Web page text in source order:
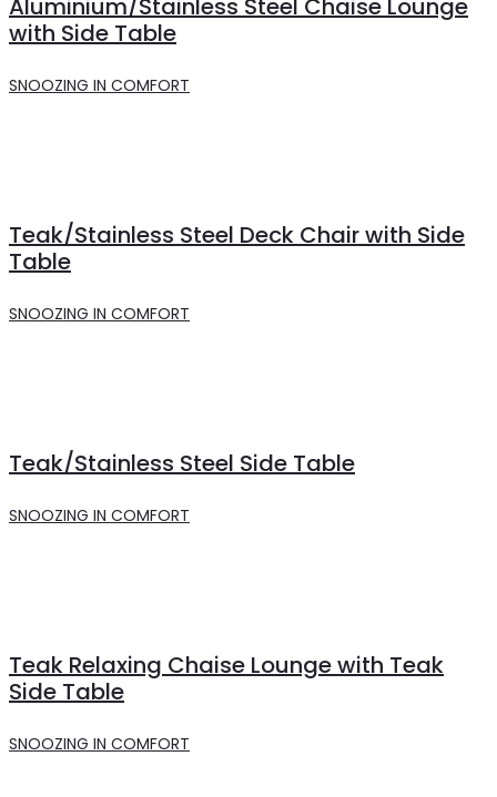
Aluminium/Stainless Steel Chaise Lounge
with Side Table
SNOOZING IN COMFORT
Teak/Stainless Steel Deck Chair with Side
Table
SNOOZING IN COMFORT
Teak/Stainless Steel Side Table
SNOOZING IN COMFORT
Teak Relaxing Chaise Lounge with Teak
Side Table
SNOOZING IN COMFORT